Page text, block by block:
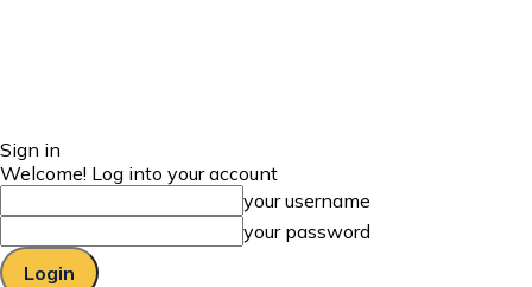
Sign in
Welcome! Log into your account
your username
your password